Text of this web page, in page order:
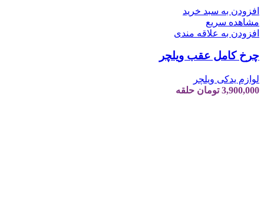
افزودن به سبد خرید
مشاهده سریع
افزودن به علاقه مندی
چرخ کامل عقب ویلچر
لوازم یدکی ویلچر
3,900,000 تومان حلقه